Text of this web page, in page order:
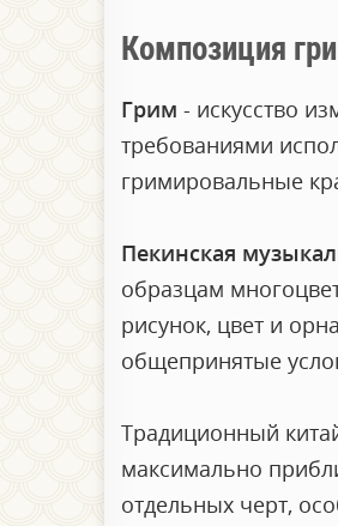
Композиция
Грим - искусство
требованиями
гримировальные
Пекинская
образцам
рисунок, цвет и
общепринятые
Традиционный
максимально
отдельных черт,